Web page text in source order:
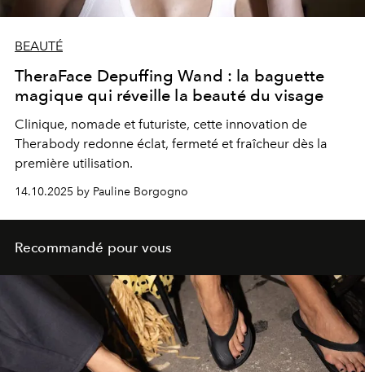
BEAUTÉ
TheraFace Depuffing Wand : la baguette
magique qui réveille la beauté du visage
Clinique, nomade et futuriste, cette innovation de
Therabody redonne éclat, fermeté et fraîcheur dès la
première utilisation.
14.10.2025 by Pauline Borgogno
Recommandé pour vous